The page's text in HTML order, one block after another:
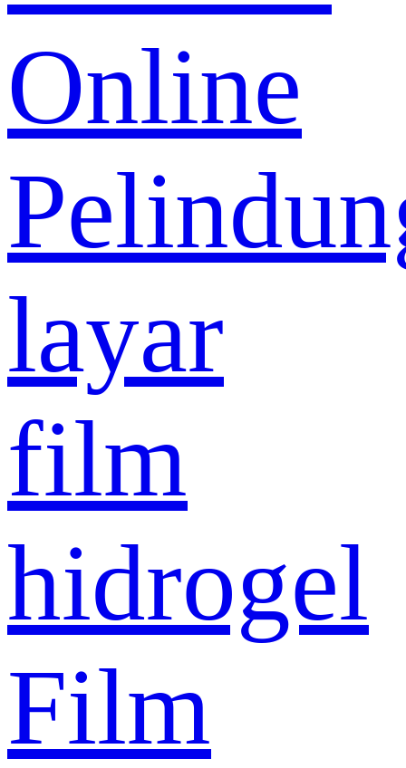
Online
layar
film
hidrogel
Film